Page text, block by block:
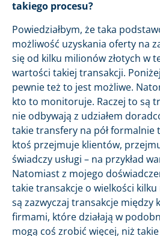
takiego procesu?
Powiedziałbym, że taka
możliwość uzyskania oferty na
się od kilku milionów złotych w
wartości takiej transakcji.
pewnie też to jest możliwe.
kto to monitoruje. Raczej to są
nie odbywają z udziałem
takie transfery na pół formalnie
ktoś przejmuje klientów,
świadczy usługi – na przykład
Natomiast z mojego
takie transakcje o wielkości
są zazwyczaj transakcje między
firmami, które działają w
mogą coś zrobić więcej, niż